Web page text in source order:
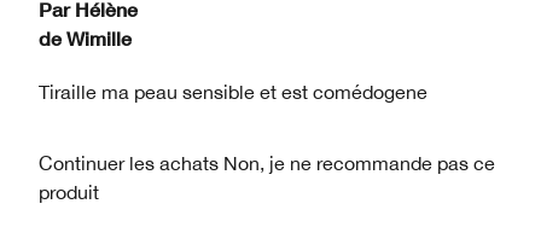
Par Hélène
de Wimille
Tiraille ma peau sensible et est comédogene
Continuer les achats Non, je ne recommande pas ce
produit